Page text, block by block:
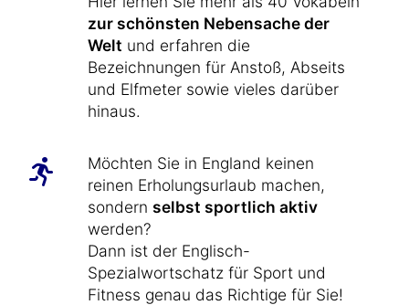
zur schönsten Nebensache der
Welt und erfahren die
Bezeichnungen für Anstoß, Abseits
und Elfmeter sowie vieles darüber
hinaus.
Möchten Sie in England keinen
reinen Erholungsurlaub machen,
sondern selbst sportlich aktiv
werden?
Dann ist der Englisch-
Spezialwortschatz für Sport und
Fitness genau das Richtige für Sie!